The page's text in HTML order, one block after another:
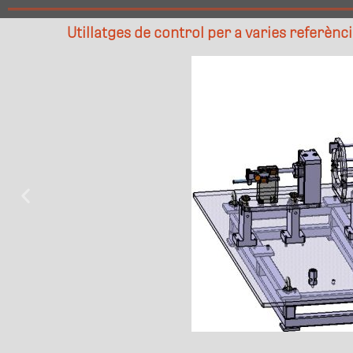
Utillatges de control per a varies